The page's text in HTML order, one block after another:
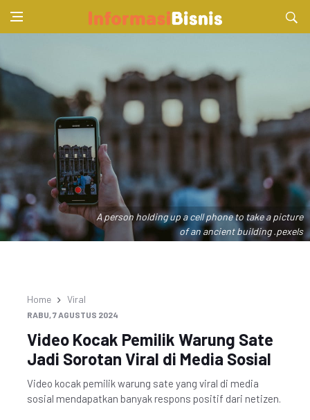
A person holding up a cell phone to take a picture
of an ancient building .pexels
Home Viral
RABU, 7 AGUSTUS 2024
Video Kocak Pemilik Warung Sate
Jadi Sorotan Viral di Media Sosial
Video kocak pemilik warung sate yang viral di media
sosial mendapatkan banyak respons positif dari netizen.